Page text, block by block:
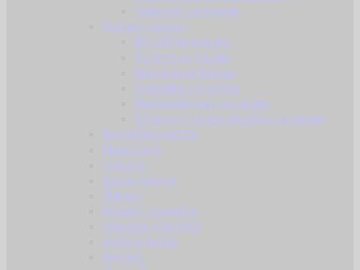
Adapteri za futrole
Kacige i dodaci
Balističke kacige
Polimerne kacige
Navlake za kacige
Svjetiljke za kacige
Razni adapteri za kacige
Džepovi s protu-utezima za kacige
Balistička zaštita
Narukvice
Oznake
Lisice / okovi
Štitnici
Remnici za puške
Signalne svjetiljke
Koferi i torbe
Remeni